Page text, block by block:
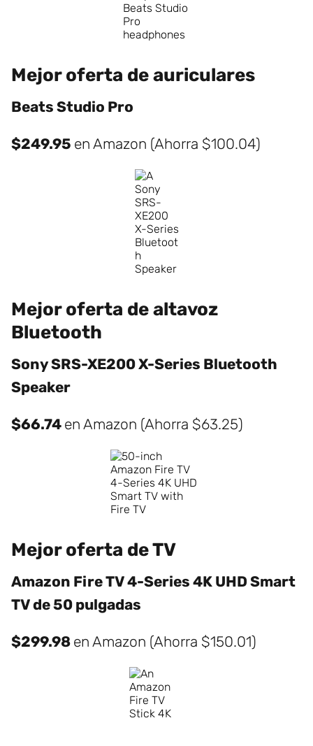
Mejor oferta de auriculares
Beats Studio Pro
$249.95 en Amazon (Ahorra $100.04)
Mejor oferta de altavoz
Bluetooth
Sony SRS-XE200 X-Series Bluetooth
Speaker
$66.74 en Amazon (Ahorra $63.25)
Mejor oferta de TV
Amazon Fire TV 4-Series 4K UHD Smart
TV de 50 pulgadas
$299.98 en Amazon (Ahorra $150.01)